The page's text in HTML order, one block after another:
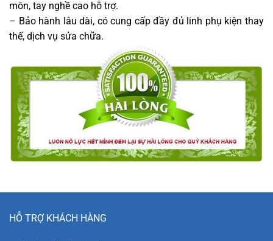
môn, tay nghề cao hỗ trợ.
– Bảo hành lâu dài, có cung cấp đầy đủ linh phụ kiện thay
thế, dịch vụ sửa chữa.
HỖ TRỢ KHÁCH HÀNG